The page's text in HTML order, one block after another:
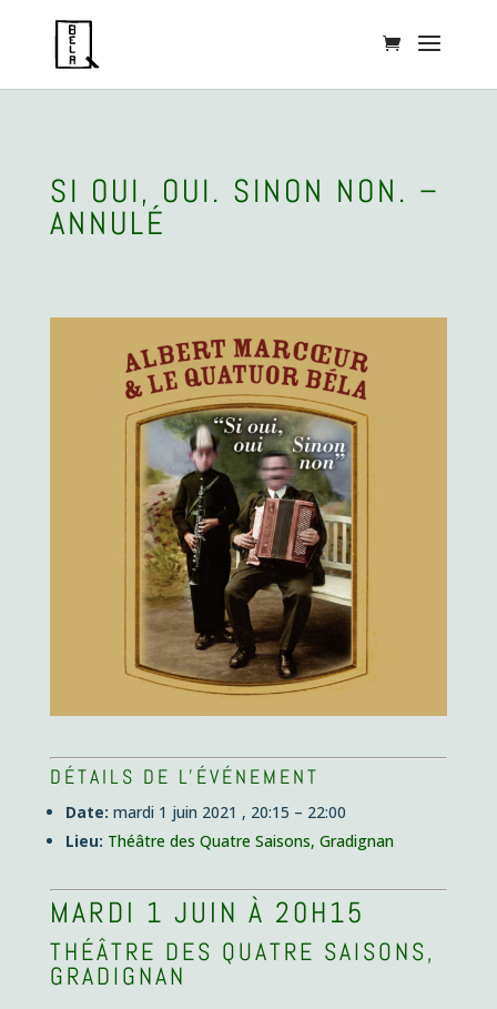
SI OUI, OUI. SINON NON. –
ANNULÉ
DÉTAILS DE L'ÉVÉNEMENT
Date: mardi 1 juin 2021 , 20:15 – 22:00
Lieu: Théâtre des Quatre Saisons, Gradignan
MARDI 1 JUIN À 20H15
THÉÂTRE DES QUATRE SAISONS,
GRADIGNAN